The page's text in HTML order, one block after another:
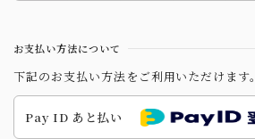
お支払い方法について
下記のお支払い方法をご利用いただけます。
Pay ID あと払い